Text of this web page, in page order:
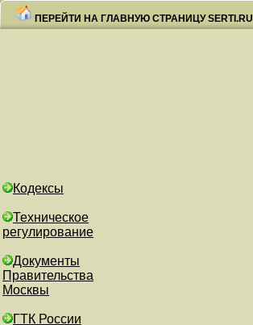
ПЕРЕЙТИ НА ГЛАВНУЮ СТРАНИЦУ SERTI.RU
Кодексы
Техническое
регулирование
Документы
Правительства
Москвы
ГТК России